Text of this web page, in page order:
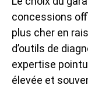
concessions
plus cher en
d’outils de
expertise
élevée et